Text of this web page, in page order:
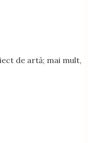
de artă; mai mult,